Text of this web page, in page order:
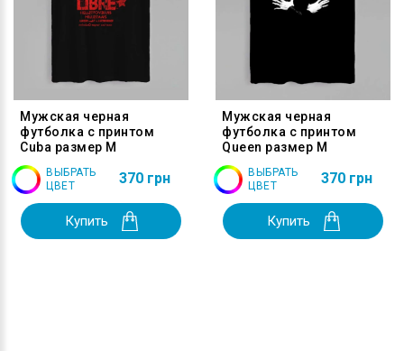
Мужская черная
футболка с принтом
Cuba размер M
ВЫБРАТЬ
ЦВЕТ
370 грн
Купить
Мужская черная
футболка с принтом
Queen размер M
ВЫБРАТЬ
ЦВЕТ
370 грн
Купить